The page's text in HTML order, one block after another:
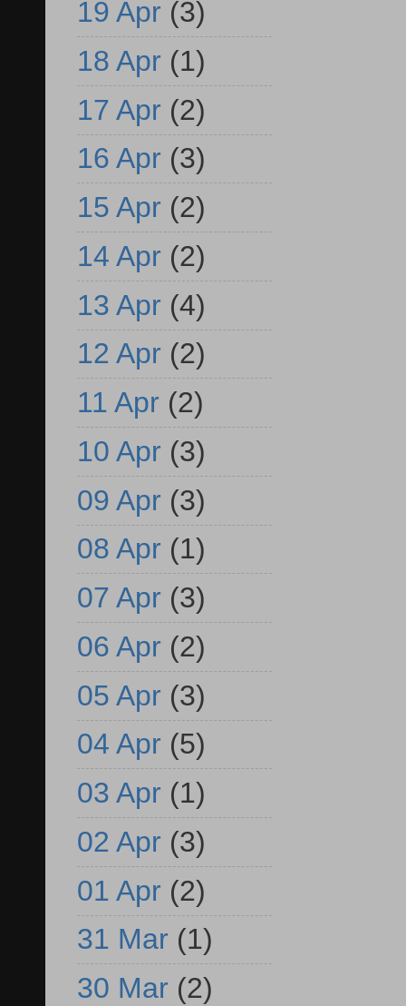
19 Apr (3)
18 Apr (1)
17 Apr (2)
16 Apr (3)
15 Apr (2)
14 Apr (2)
13 Apr (4)
12 Apr (2)
11 Apr (2)
10 Apr (3)
09 Apr (3)
08 Apr (1)
07 Apr (3)
06 Apr (2)
05 Apr (3)
04 Apr (5)
03 Apr (1)
02 Apr (3)
01 Apr (2)
31 Mar (1)
30 Mar (2)